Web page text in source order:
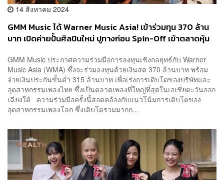
14 สิงหาคม 2024
GMM Music ได้ Warner Music Asia! เข้าร่วมทุน 370 ล้าน
บาท เปิดค่ายปั้นศิลปินใหม่ ปูทางก่อน Spin-Off เข้าตลาดหุ้น
GMM Music ประกาศความร่วมมือการลงทุนเชิงกลยุทธ์กับ Warner
Music Asia (WMA) ซึ่งจะร่วมลงทุนด้วยเงินสด 370 ล้านบาท พร้อม
จ่ายเงินประกันขั้นต่ำ 315 ล้านบาท เพื่อเร่งการเติบโตของบริษัทและ
อุตสาหกรรมเพลงไทย ซึ่งเป็นตลาดเพลงที่ใหญ่ที่สุดในเอเชียตะวันออก
เฉียงใต้ ความร่วมมือครั้งนี้สอดคล้องกับแนวโน้มการเติบโตของ
อุตสาหกรรมเพลงโลก ซึ่งเติบโตรวมมากก...